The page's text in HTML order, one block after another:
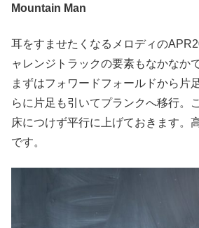
Mountain Man
耳をすませたくなるメロディの
ャレンジトラックの要素もなかなかで
まずはフォワードフォールドから片
らに片足も引いてプランクへ移行。
床につけず平行に上げておきます。
です。